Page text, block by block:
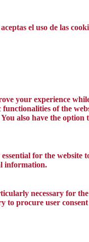
el uso de las
your experience
of the
also have the option
essential for the
information.
necessary for
to procure user